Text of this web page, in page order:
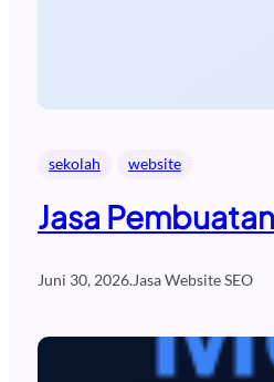
sekolah website
Jasa
Juni 30, 2026.Jasa Website SEO